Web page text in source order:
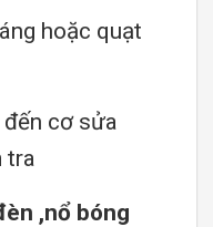
hoặc quạt
đến cơ sửa
tra
,nổ bóng